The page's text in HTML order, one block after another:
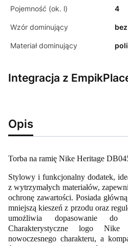
Pojemność (ok. l) 4
Wzór dominujący
Materiał dominujący
Integracja z
Opis
Torba na ramię Nike Heritage
Stylowy i funkcjonalny dodatek,
z wytrzymałych materiałów,
ochronę zawartości. Posiada
mniejszą kieszeń z przodu oraz
umożliwia dopasowanie do
Charakterystyczne logo
nowoczesnego charakteru, a